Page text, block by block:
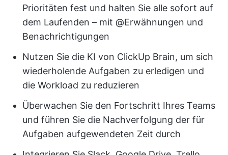
Prioritäten fest und halten Sie alle sofort auf
dem Laufenden – mit @Erwähnungen und
Benachrichtigungen
Nutzen Sie die KI von ClickUp Brain, um sich
wiederholende Aufgaben zu erledigen und
die Workload zu reduzieren
Überwachen Sie den Fortschritt Ihres Teams
und führen Sie die Nachverfolgung der für
Aufgaben aufgewendeten Zeit durch